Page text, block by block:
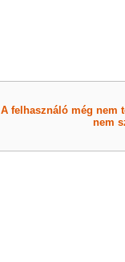
A felhasználó még nem
nem